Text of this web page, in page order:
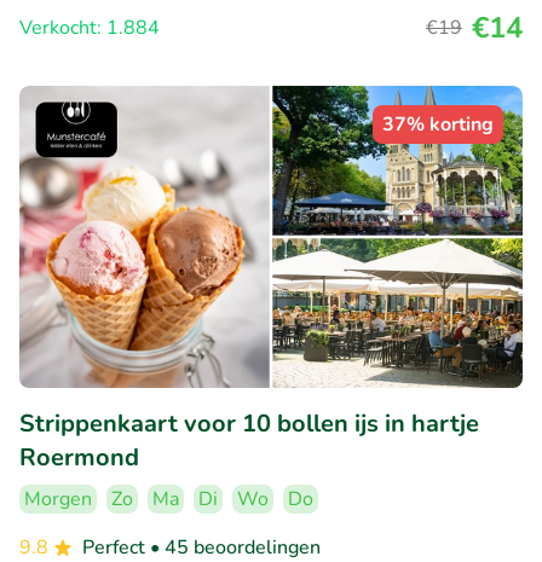
Verkocht: 1.884
€19 €14
37% korting
Strippenkaart voor 10 bollen ijs in hartje
Roermond
Morgen Zo Ma Di Wo
Do
9.8
Perfect • 45 beoordelingen